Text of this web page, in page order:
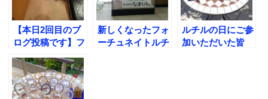
【本日2回目のブ
ログ投稿です】フ
チルが推奨するフ
ァイアークォーツ
ブレスレットの品
新しくなったフォ
ーチュネイトルチ
ルチルの日にご参
加いただいた皆